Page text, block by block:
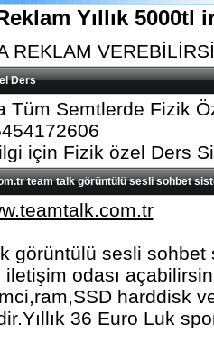
Yıllık
REKLAM
Ders
Tüm Semtlerde Fizik
için Fizik özel Ders
team talk görüntülü sesli sohbet
görüntülü sesli
odası
harddisk
36 Euro Luk